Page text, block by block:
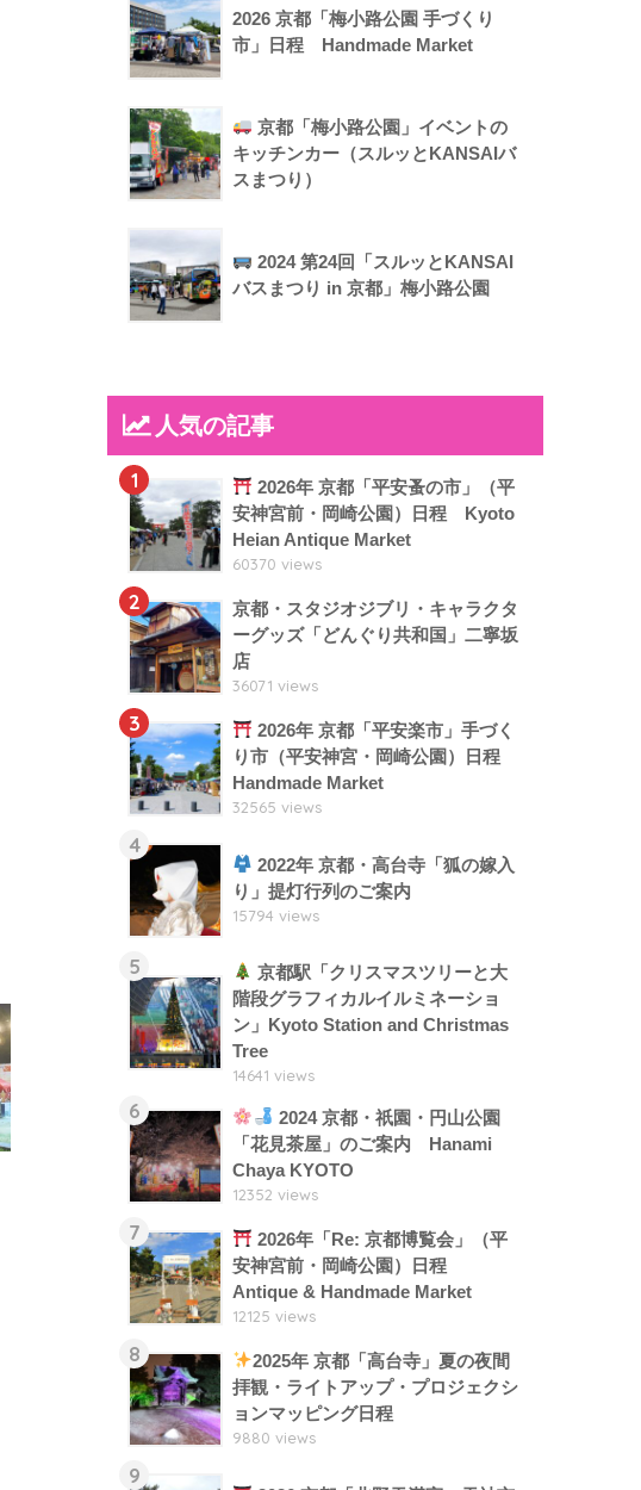
2026 京都「梅小路公園 手づくり
市」日程 Handmade Market
京都「梅小路公園」イベントの
キッチンカー（スルッとKANSAIバ
スまつり）
2024 第24回「スルッとKANSAI
バスまつり in 京都」梅小路公園
人気の記事
1
2026年 京都「平安蚤の市」（平
安神宮前・岡崎公園）日程 Kyoto
Heian Antique Market
60370 views
2
京都・スタジオジブリ・キャラクタ
ーグッズ「どんぐり共和国」二寧坂
店
36071 views
3
2026年 京都「平安楽市」手づく
り市（平安神宮・岡崎公園）日程
Handmade Market
32565 views
4
2022年 京都・高台寺「狐の嫁入
り」提灯行列のご案内
15794 views
5
京都駅「クリスマスツリーと大
階段グラフィカルイルミネーショ
ン」Kyoto Station and Christmas
Tree
14641 views
6
2024 京都・祇園・円山公園
「花見茶屋」のご案内 Hanami
Chaya KYOTO
12352 views
7
2026年「Re: 京都博覧会」（平
安神宮前・岡崎公園）日程
Antique & Handmade Market
12125 views
8
2025年 京都「高台寺」夏の夜間
拝観・ライトアップ・プロジェクシ
ョンマッピング日程
9880 views
9